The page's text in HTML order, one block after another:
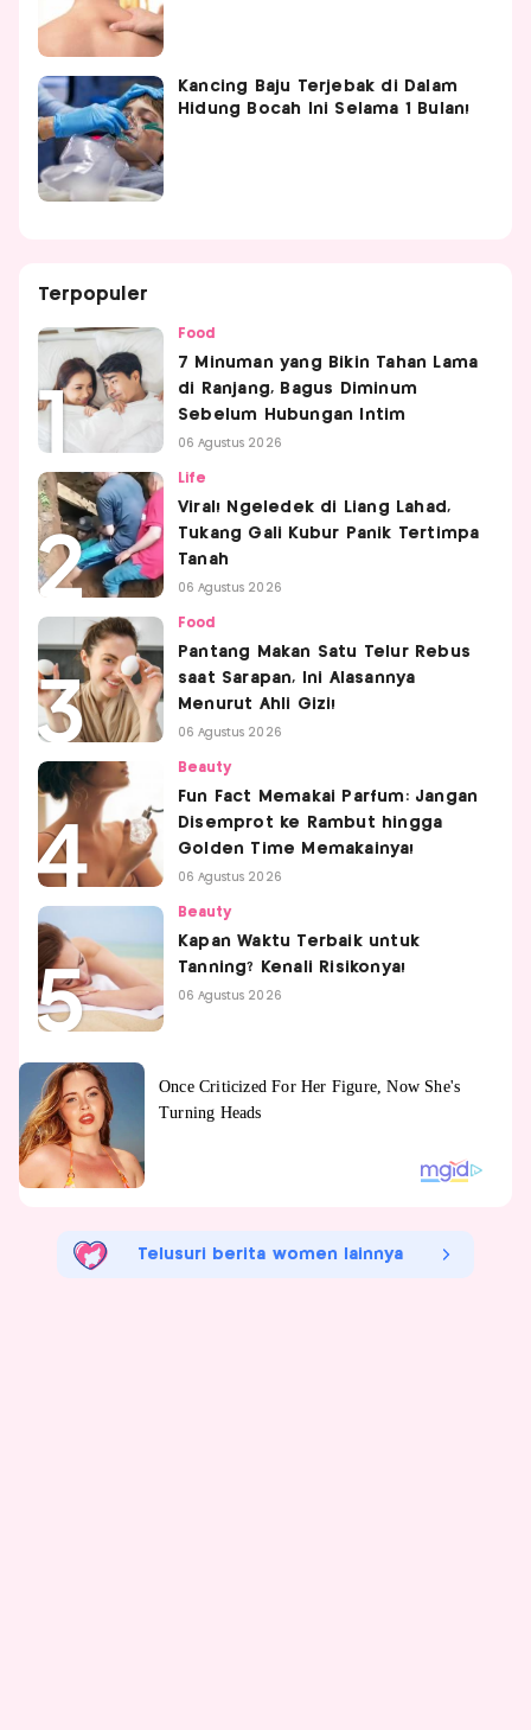
Kancing Baju Terjebak di Dalam
Hidung Bocah Ini Selama 1 Bulan!
Terpopuler
Food
7 Minuman yang Bikin Tahan Lama
di Ranjang, Bagus Diminum
Sebelum Hubungan Intim
06 Agustus 2026
Life
Viral! Ngeledek di Liang Lahad,
Tukang Gali Kubur Panik Tertimpa
Tanah
06 Agustus 2026
Food
Pantang Makan Satu Telur Rebus
saat Sarapan, Ini Alasannya
Menurut Ahli Gizi!
06 Agustus 2026
Beauty
Fun Fact Memakai Parfum: Jangan
Disemprot ke Rambut hingga
Golden Time Memakainya!
06 Agustus 2026
Beauty
Kapan Waktu Terbaik untuk
Tanning? Kenali Risikonya!
06 Agustus 2026
Telusuri berita women lainnya